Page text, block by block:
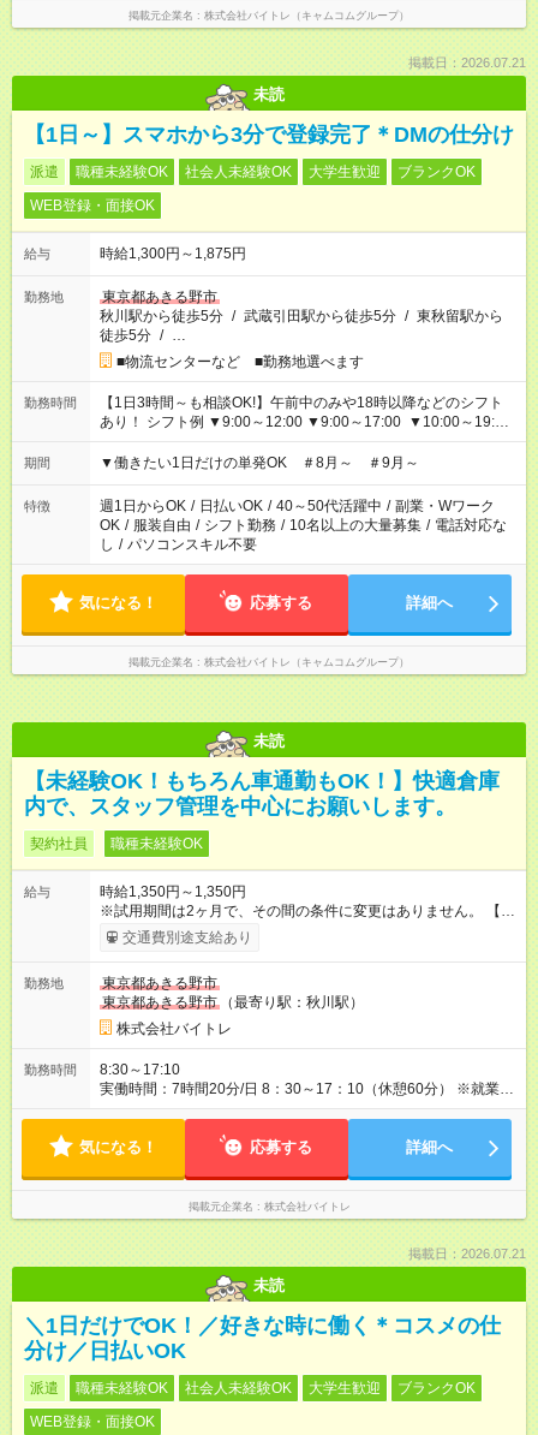
掲載元企業名 株式会社バイトレ（キャムコムグループ）
掲載日：2026.07.21
未読
【1日～】スマホから3分で登録完了＊DMの仕分け
派遣 職種未経験OK 社会人未経験OK 大学生歓迎
ブランクOK
WEB登録・面接OK
給与 時給1,300円～1,875円
勤務地
東京都あきる野市
秋川駅から徒歩5分 / 武蔵引田駅から徒歩5分 / 東秋留駅から
徒歩5分 / …
■物流センターなど ■勤務地選べます
勤務時間
【1日3時間～も相談OK!】午前中のみや18時以降などのシフト
あり！ シフト例 ▼9:00～12:00 ▼9:00～17:00 ▼10:00～19:00
▼18:00～21:00
期間 ▼働きたい1日だけの単発OK ＃8月～ ＃9月～
特徴 週1日からOK / 日払いOK / 40～50代活躍中 / 副業・Wワーク
OK / 服装自由 / シフト勤務 / 10名以上の大量募集 / 電話対応な
し / パソコンスキル不要
気になる！ 応募する 詳細へ
掲載元企業名 株式会社バイトレ（キャムコムグループ）
未読
【未経験OK！もちろん車通勤もOK！】快適倉庫
内で、スタッフ管理を中心にお願いします。
契約社員 職種未経験OK
給与
時給1,350円～1,350円
※試用期間は2ヶ月で、その間の条件に変更はありません。 【試
用期間】試用期間あり 試用期間の長さ：2ヶ月 雇用形態、給与
は本採用時と同じです。 条件変更なし
交通費別途支給あり
勤務地
東京都あきる野市
東京都あきる野市
（最寄り駅：秋川駅）
株式会社バイトレ
勤務時間
8:30～17:10
実働時間：7時間20分/日 8：30～17：10（休憩60分） ※就業先
により異なる場合は、面接にてご相談します。
気になる！ 応募する 詳細へ
掲載元企業名 株式会社バイトレ
掲載日：2026.07.21
未読
＼1日だけでOK！／好きな時に働く＊コスメの仕
分け／日払いOK
派遣 職種未経験OK 社会人未経験OK 大学生歓迎
ブランクOK
WEB登録・面接OK